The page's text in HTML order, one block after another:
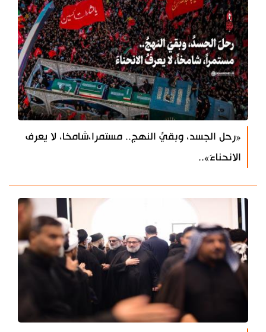
«رحل الجسد، وبقيِّ النهج.. مستمرا،شامخا، لا يعرف
الانحناءَ»..